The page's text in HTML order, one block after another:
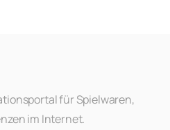
für Spielwaren,
im Internet.